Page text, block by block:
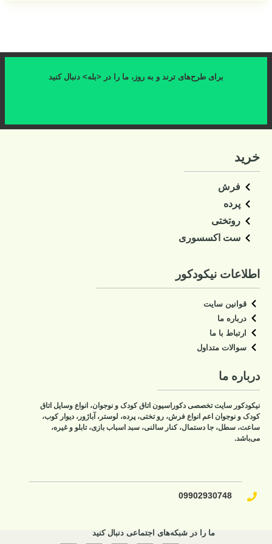
برای طرح‌های ترند و به روز، ما را در <بله> دنبال کنید
خرید
فرش
پرده
روتختی
ست اکسسوری
اطلاعات نیکودکور
قوانین سایت
درباره ما
ارتباط با ما
سوالات متداول
درباره ما
نیکودکور سایت تخصصی دکوراسیون اتاق کودک و نوجوان، انواع وسایل اتاق
کودک و نوجوان اعم انواع فرش، رو تختی، پرده، لوستر، آباژور، دیوار کوب،
ساعت، سطل، جا دستمال، کنار سالنی، سبد اسباب بازی، تابلو و غیره،
می‌باشد.
09902930748​
ما را در شبکه‌های اجتماعی دنبال کنید